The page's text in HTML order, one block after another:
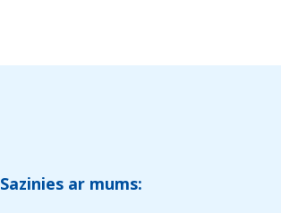
Sazinies ar mums: